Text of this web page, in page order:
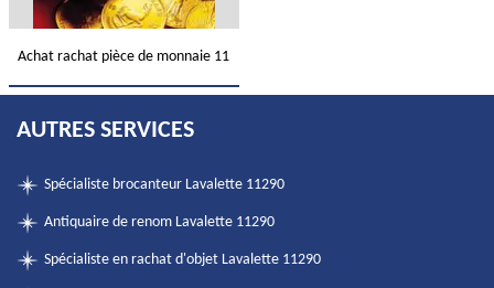
Achat rachat pièce de monnaie 11
AUTRES SERVICES
Spécialiste brocanteur Lavalette 11290
Antiquaire de renom Lavalette 11290
Spécialiste en rachat d'objet Lavalette 11290